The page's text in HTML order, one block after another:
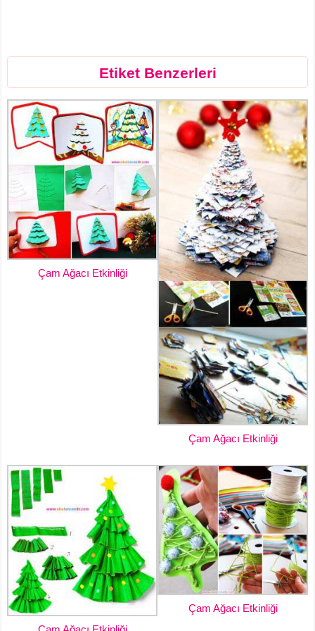
Etiket Benzerleri
Çam Ağacı Etkinliği
Çam Ağacı Etkinliği
Çam Ağacı Etkinliği